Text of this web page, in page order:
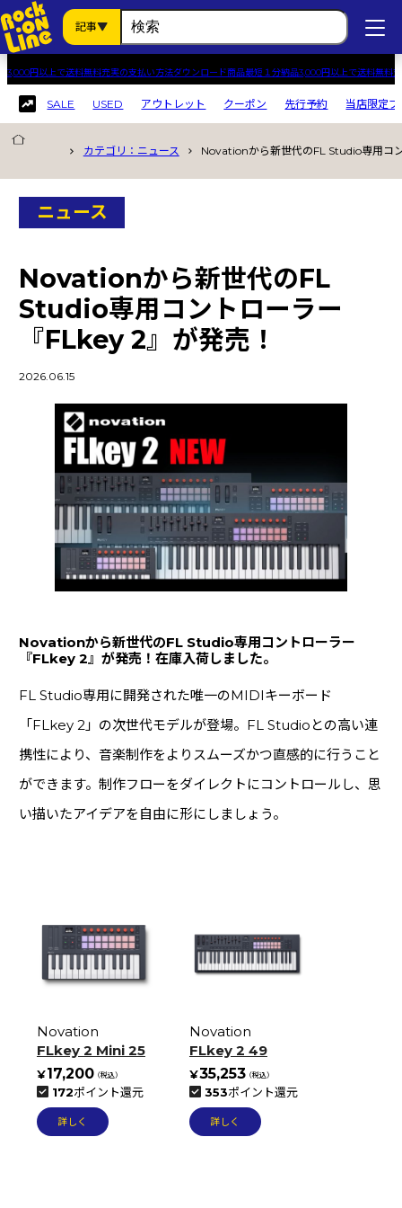
記事
記事カテゴリから探す
ソリューション
パラダイス
キャンペーン
ニュース
映像・配信機器(11)
ライブ・PA機材
(19)
マイク(54)
DAWソフト(48)
Pro Tools(22)
アカデミック版(1)
ソフトウェア音源(70)
エフェクト・プラグイン(53)
オーディオインターフェース(45)
エフェクター・アウトボード(59)
スピーカー(31)
ライブ用マイク(1)
ギター・ベース(27)
クリエーター向けPC・周辺機器(11)
(13)
ミキサー
シンセサイザー・キーボード(65)
コントローラー・MIDI機器(38)
リズムマシン・サンプラー(26)
3,000円以上で送料無料充実の支払い方法ダウンロード商品最短１分納品3,000円以上で送料無料
SALE USED アウトレット クーポン 先行予約 当店限定
カテゴリ：ニュース Novationから新世代のFL Studio専用コ
ニュース
Novationから新世代のFL
Studio専用コントローラー
『FLkey 2』が発売！
2026.06.15
Novationから新世代のFL Studio専用コントローラー
『FLkey 2』が発売！在庫入荷しました。
FL Studio専用に開発された唯一のMIDIキーボード
「FLkey 2」の次世代モデルが登場。FL Studioとの高い連
携性により、音楽制作をよりスムーズかつ直感的に行うこと
ができます。制作フローをダイレクトにコントロールし、思
い描いたアイデアを自由に形にしましょう。
Novation
FLkey 2 Mini 25
17,200
172ポイント還元
詳しく
Novation
FLkey 2 49
35,253
353ポイント還元
詳しく